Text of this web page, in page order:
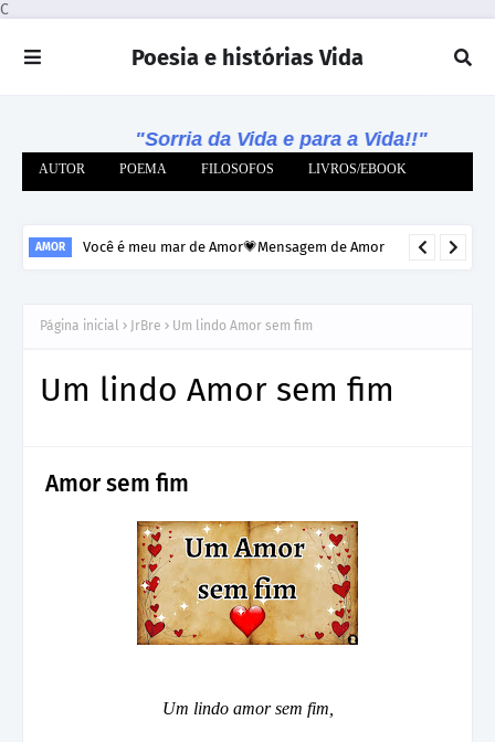
C
Poesia e histórias Vida
"Sorria da Vida e para a Vida!!"
AUTOR POEMA FILOSOFOS LIVROS/EBOOK
AMOR Você é meu mar de Amor💗Mensagem de Amor
Página inicial JrBre Um lindo Amor sem fim
Um lindo Amor sem fim
Amor sem fim
Um lindo amor sem fim,